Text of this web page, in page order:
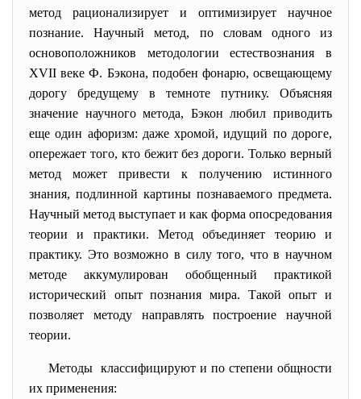
метод рационализирует и оптимизирует научное
познание. Научный метод, по словам одного из
основоположников методологии естествознания в
ХVII веке Ф. Бэкона, подобен фонарю, освещающему
дорогу бредущему в темноте путнику. Объясняя
значение научного метода, Бэкон любил приводить
еще один афоризм: даже хромой, идущий по дороге,
опережает того, кто бежит без дороги. Только верный
метод может привести к получению истинного
знания, подлинной картины познаваемого предмета.
Научный метод выступает и как форма опосредования
теории и практики. Метод объединяет теорию и
практику. Это возможно в силу того, что в научном
методе аккумулирован обобщенный практикой
исторический опыт познания мира. Такой опыт и
позволяет методу направлять построение научной
теории.
Методы классифицируют и по степени общности
их применения: